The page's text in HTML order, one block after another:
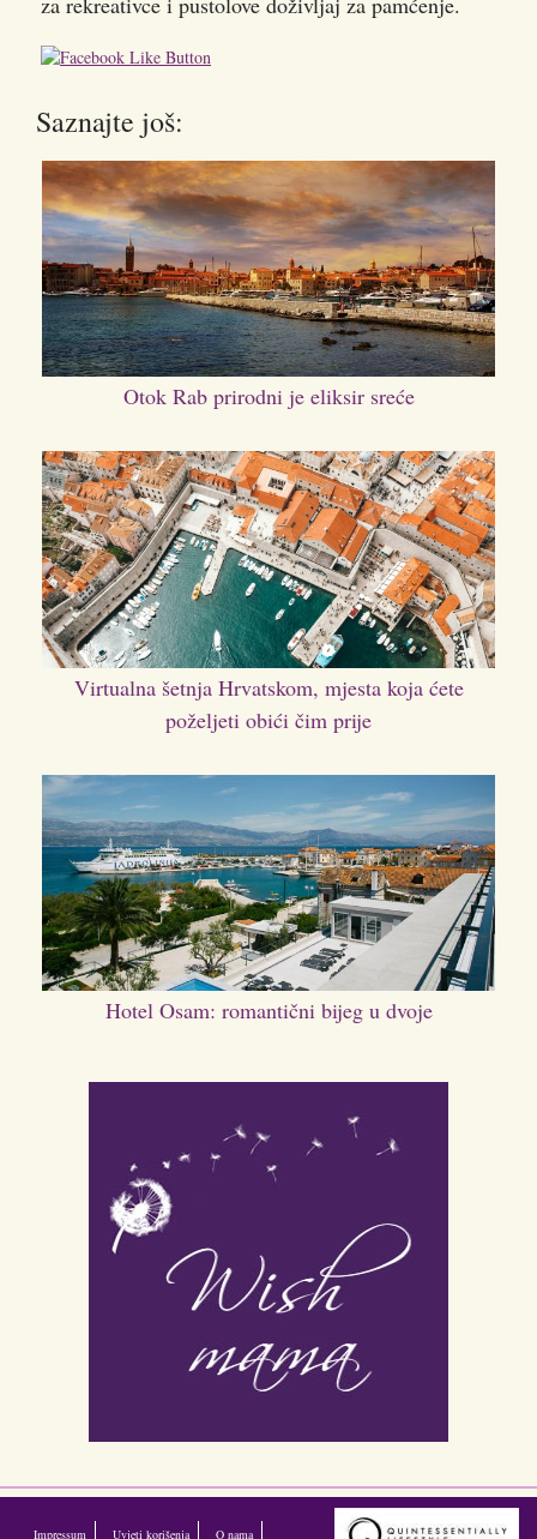
Saznajte još:
Otok Rab prirodni je eliksir sreće
Virtualna šetnja Hrvatskom, mjesta koja ćete
poželjeti obići čim prije
Hotel Osam: romantični bijeg u dvoje
Impressum Uvjeti korišenja O nama